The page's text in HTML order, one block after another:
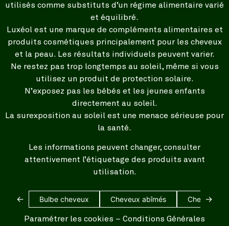
utilisés comme substituts d’un régime alimentaire varié
et équilibré.
Luxéol est une marque de compléments alimentaires et
produits cosmétiques principalement pour les cheveux
et la peau. Les résultats individuels peuvent varier.
Ne restez pas trop longtemps au soleil, même si vous
utilisez un produit de protection solaire.
N’exposez pas les bébés et les jeunes enfants
directement au soleil.
La surexposition au soleil est une menace sérieuse pour
la santé.
Les informations peuvent changer, consulter
attentivement l’étiquetage des produits avant
utilisation.
← Bulbe cheveux Cheveux abîmés Cheveux
→
Paramétrer les cookies – Conditions Générales